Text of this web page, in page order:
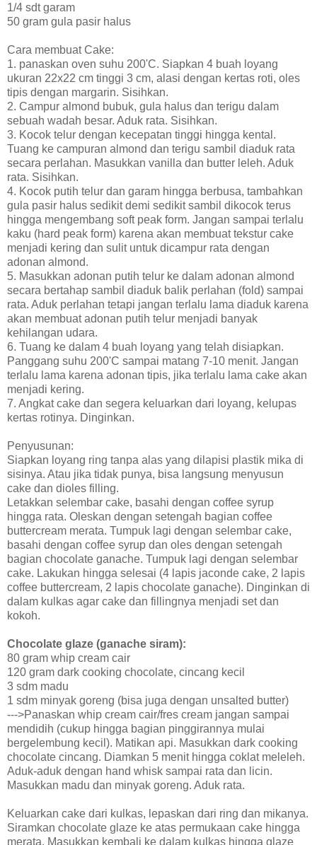
1/4 sdt garam
50 gram gula pasir halus
Cara membuat Cake:
1. panaskan oven suhu 200'C. Siapkan 4 buah loyang
ukuran 22x22 cm tinggi 3 cm, alasi dengan kertas roti, oles
tipis dengan margarin. Sisihkan.
2. Campur almond bubuk, gula halus dan terigu dalam
sebuah wadah besar. Aduk rata. Sisihkan.
3. Kocok telur dengan kecepatan tinggi hingga kental.
Tuang ke campuran almond dan terigu sambil diaduk rata
secara perlahan. Masukkan vanilla dan butter leleh. Aduk
rata. Sisihkan.
4. Kocok putih telur dan garam hingga berbusa, tambahkan
gula pasir halus sedikit demi sedikit sambil dikocok terus
hingga mengembang soft peak form. Jangan sampai terlalu
kaku (hard peak form) karena akan membuat tekstur cake
menjadi kering dan sulit untuk dicampur rata dengan
adonan almond.
5. Masukkan adonan putih telur ke dalam adonan almond
secara bertahap sambil diaduk balik perlahan (fold) sampai
rata. Aduk perlahan tetapi jangan terlalu lama diaduk karena
akan membuat adonan putih telur menjadi banyak
kehilangan udara.
6. Tuang ke dalam 4 buah loyang yang telah disiapkan.
Panggang suhu 200'C sampai matang 7-10 menit. Jangan
terlalu lama karena adonan tipis, jika terlalu lama cake akan
menjadi kering.
7. Angkat cake dan segera keluarkan dari loyang, kelupas
kertas rotinya. Dinginkan.
Penyusunan:
Siapkan loyang ring tanpa alas yang dilapisi plastik mika di
sisinya. Atau jika tidak punya, bisa langsung menyusun
cake dan dioles filling.
Letakkan selembar cake, basahi dengan coffee syrup
hingga rata. Oleskan dengan setengah bagian coffee
buttercream merata. Tumpuk lagi dengan selembar cake,
basahi dengan coffee syrup dan oles dengan setengah
bagian chocolate ganache. Tumpuk lagi dengan selembar
cake. Lakukan hingga selesai (4 lapis jaconde cake, 2 lapis
coffee buttercream, 2 lapis chocolate ganache). Dinginkan di
dalam kulkas agar cake dan fillingnya menjadi set dan
kokoh.
Chocolate glaze (ganache siram):
80 gram whip cream cair
120 gram dark cooking chocolate, cincang kecil
3 sdm madu
1 sdm minyak goreng (bisa juga dengan unsalted butter)
--->Panaskan whip cream cair/fres cream jangan sampai
mendidih (cukup hingga bagian pinggirannya mulai
bergelembung kecil). Matikan api. Masukkan dark cooking
chocolate cincang. Diamkan 5 menit hingga coklat meleleh.
Aduk-aduk dengan hand whisk sampai rata dan licin.
Masukkan madu dan minyak goreng. Aduk rata.
Keluarkan cake dari kulkas, lepaskan dari ring dan mikanya.
Siramkan chocolate glaze ke atas permukaan cake hingga
merata. Masukkan kembali ke dalam kulkas hingga glaze